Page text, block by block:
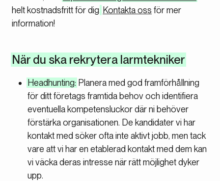
helt kostnadsfritt för dig. Kontakta oss för mer
information!
När du ska rekrytera larmtekniker
Headhunting: Planera med god framförhållning
för ditt företags framtida behov och identifiera
eventuella kompetensluckor där ni behöver
förstärka organisationen. De kandidater vi har
kontakt med söker ofta inte aktivt jobb, men tack
vare att vi har en etablerad kontakt med dem kan
vi väcka deras intresse när rätt möjlighet dyker
upp.